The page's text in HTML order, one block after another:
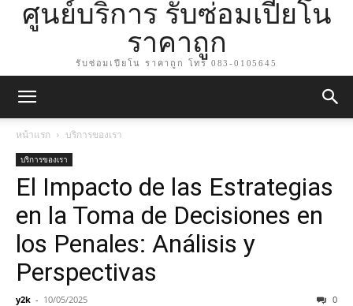
ศูนย์บริการ รับซ่อมเปียโน
ราคาถูก
รับซ่อมเปียโน ราคาถูก โทร 083-0105645
หน้าแรก บริการของเรา
บริการของเรา
El Impacto de las Estrategias
en la Toma de Decisiones en
los Penales: Análisis y
Perspectivas
y2k - 10/05/2025 0